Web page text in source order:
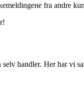
fra andre
handler. Her har vi